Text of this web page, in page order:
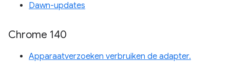
Dawn-updates
Chrome 140
Apparaatverzoeken verbruiken de adapter.